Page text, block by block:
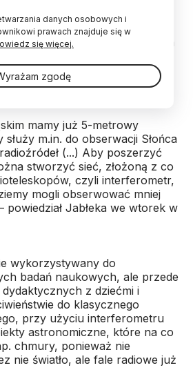
których radni dokonali w
finansowej woj. śląskiego, dwa
tym czasie ma zostać
interferometr.
mamy już 5-metrowy
m.in. do obserwacji Słońca
(...) Aby poszerzyć
stworzyć sieć, złożoną z co
czyli interferometr,
mogli obserwować mniej
Jabłeka we wtorek w
wykorzystywany do
badań naukowych, ale przede
z dziećmi i
do klasycznego
przy użyciu interferometru
astronomiczne, które na co
chmury, ponieważ nie
nie światło, ale fale radiowe już
danych osobowych i
prawach znajduje się w
się więcej.
zgodę